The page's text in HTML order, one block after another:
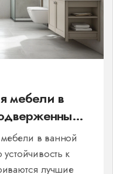
мебели в
в ванной
к
лучшие